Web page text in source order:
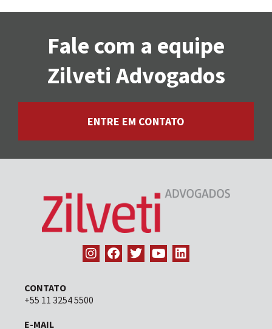
Fale com a equipe
Zilveti Advogados
ENTRE EM CONTATO
CONTATO
+55 11 3254 5500
E-MAIL